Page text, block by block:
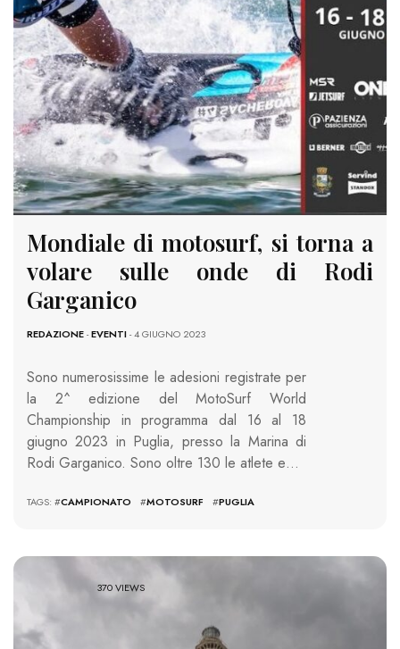
Mondiale di motosurf, si torna a
volare sulle onde di Rodi
Garganico
REDAZIONE-EVENTI- 4 GIUGNO 2023
Sono numerosissime le adesioni registrate per
la 2^ edizione del MotoSurf World
Championship in programma dal 16 al 18
giugno 2023 in Puglia, presso la Marina di
Rodi Garganico. Sono oltre 130 le atlete e…
TAGS: #CAMPIONATO #MOTOSURF #PUGLIA
370 VIEWS